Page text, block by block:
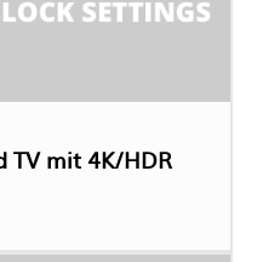
TV mit 4K/HDR